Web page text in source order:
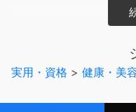
「何度も言っているで
「いいかげんにして！」
認知症の人と話してい
実用・資格 > 健康・美